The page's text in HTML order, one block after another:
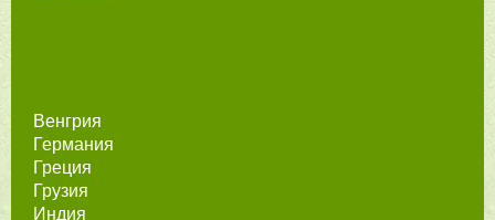
Венгрия
Германия
Греция
Грузия
Индия